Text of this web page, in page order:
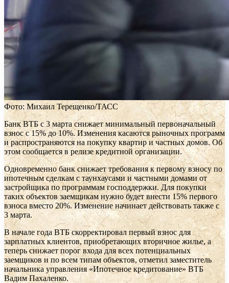
Фото: Михаил Терещенко/ТАСС
Банк ВТБ с 3 марта снижает минимальный первоначальный
взнос с 15% до 10%. Изменения касаются рыночных программ
и распространяются на покупку квартир и частных домов. Об
этом сообщается в релизе кредитной организации.
Одновременно банк снижает требования к первому взносу по
ипотечным сделкам с таунхаусами и частными домами от
застройщика по программам господдержки. Для покупки
таких объектов заемщикам нужно будет внести 15% первого
взноса вместо 20%. Изменение начинает действовать также с
3 марта.
В начале года ВТБ скорректировал первый взнос для
зарплатных клиентов, приобретающих вторичное жилье, а
теперь снижает порог входа для всех потенциальных
заемщиков и по всем типам объектов, отметил заместитель
начальника управления «Ипотечное кредитование» ВТБ
Вадим Пахаленко.